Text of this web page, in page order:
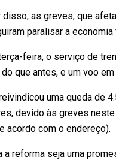
disso, as greves, que
paralisar a economia
feira, o serviço de
que antes, e um voo
uma queda de
devido às greves
acordo com o endereço).
a reforma seja uma